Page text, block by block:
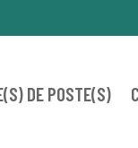
DE POSTE(S)